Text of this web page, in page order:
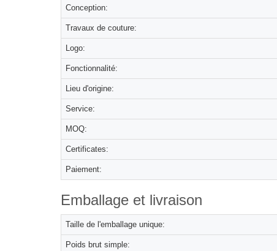
Conception:
Travaux de couture:
Logo:
Fonctionnalité:
Lieu d'origine:
Service:
MOQ:
Certificates:
Paiement:
Emballage et livraison
Taille de l'emballage unique:
Poids brut simple: